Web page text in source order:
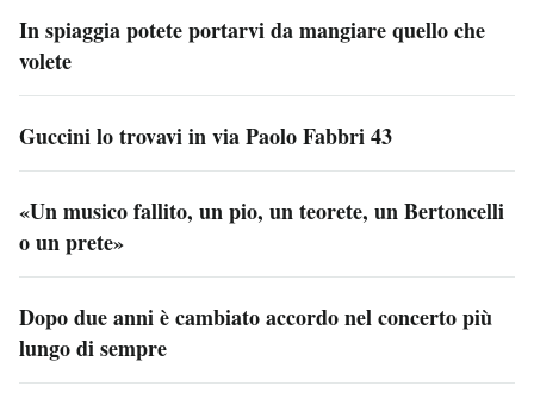
In spiaggia potete portarvi da mangiare quello che
volete
Guccini lo trovavi in via Paolo Fabbri 43
«Un musico fallito, un pio, un teorete, un Bertoncelli
o un prete»
Dopo due anni è cambiato accordo nel concerto più
lungo di sempre